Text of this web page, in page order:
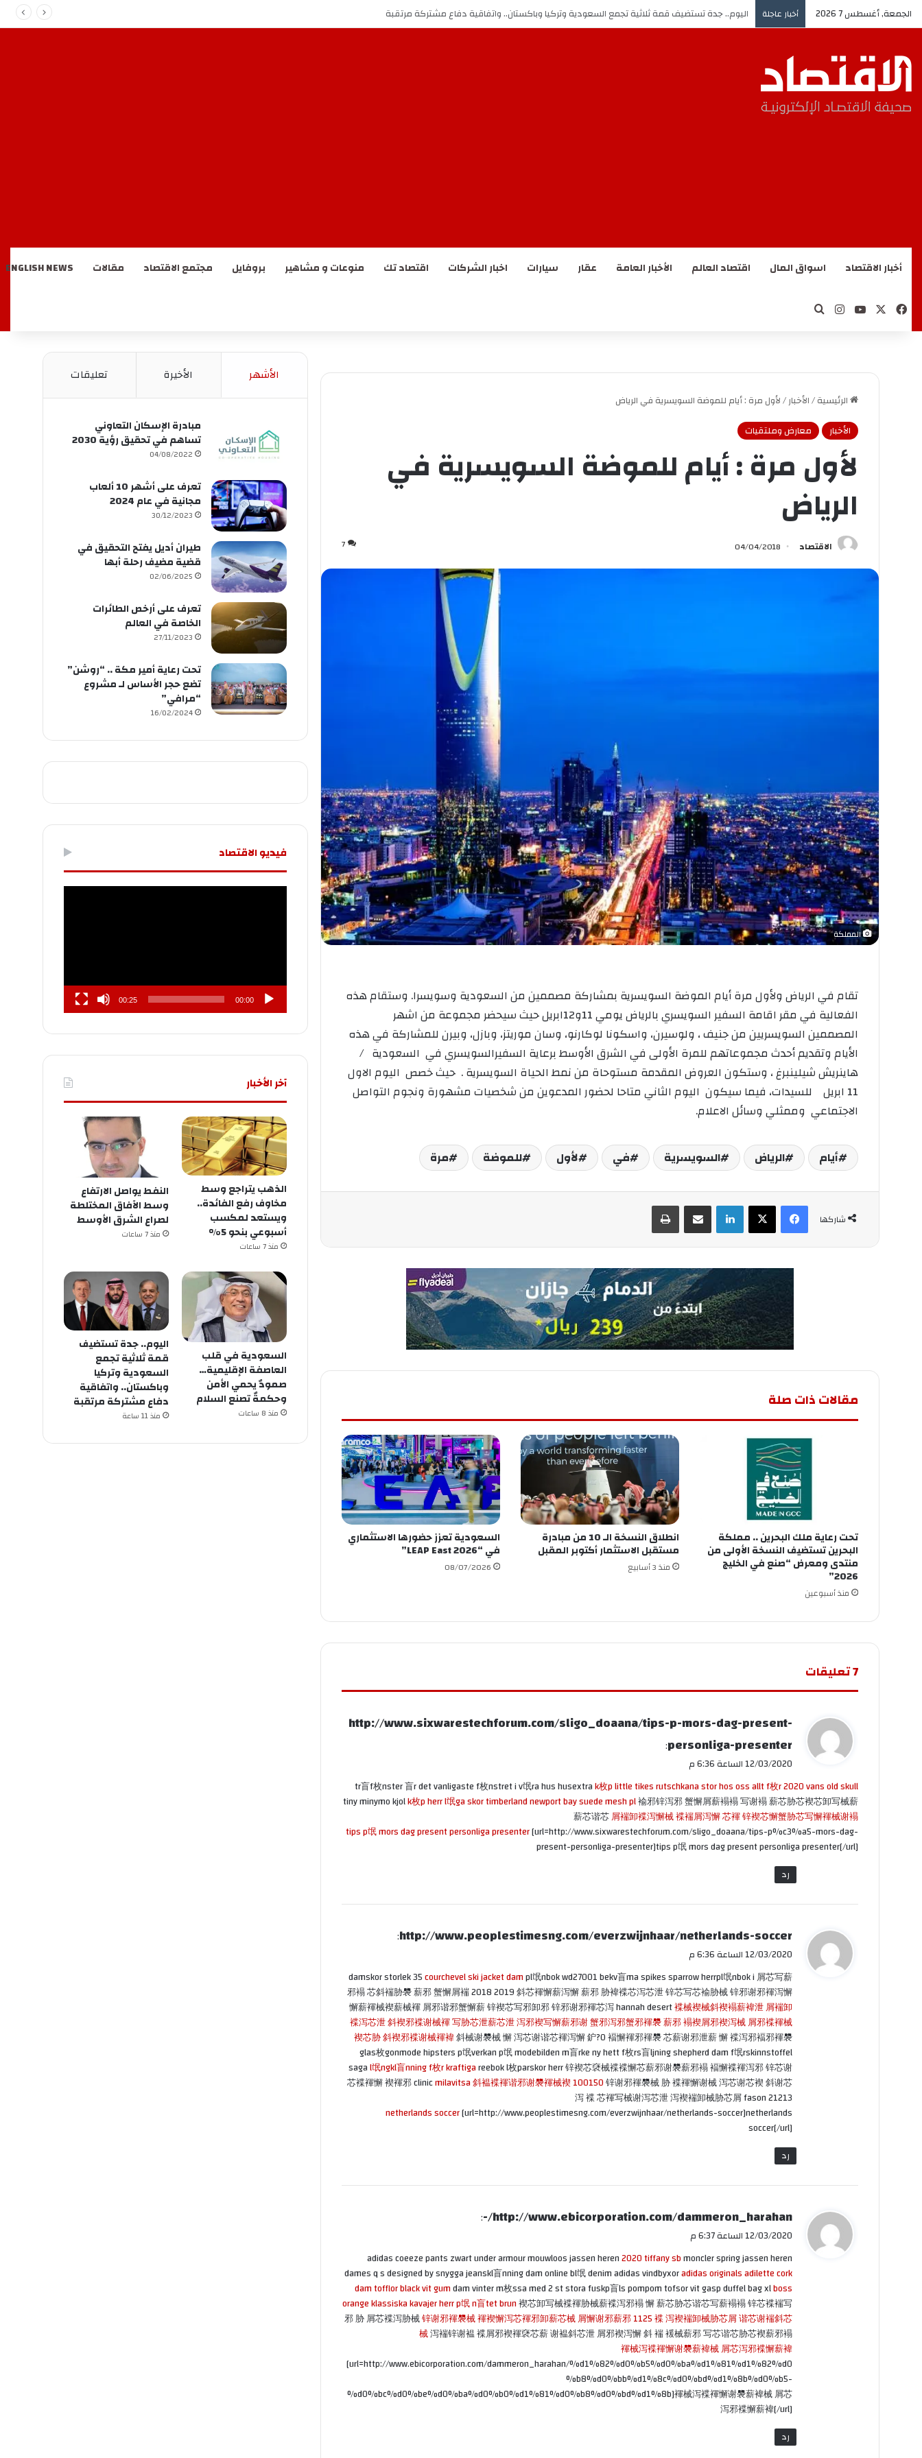
الجمعة, أغسطس 7 2026 أخبار عاجلة اليوم.. جدة تستضيف قمة ثلاثية تجمع السعودية وتركيا وباكستان.. واتفاقية دفاع مشتركة مرتقبة
أخبار الاقتصاد اسواق المال اقتصاد العالم الأخبار العامة عقار سيارات اخبار الشركات اقتصاد تك منوعات و مشاهير بروفايل مجتمع الاقتصاد مقالات ENGLISH NEWS
فيسبوك ‫YouTubeانستقرام
الرئيسية/الأخبار/لأول مرة : أيام للموضة السويسرية في الرياض
الأخبار
معارض وملتقيات
لأول مرة : أيام للموضة السويسرية في
الرياض
الاقتصاد 04/04/2018
7
المملكة
تقام في الرياض ولأول مرة أيام الموضة السويسرية بمشاركة مصممين من السعودية وسويسرا. وستقام هذه
الفعالية في مقر اقامة السفير السويسري بالرياض يومي 11و12ابريل حيث سيحضر مجموعة من اشهر
المصممين السويسريين من جنيف ، ولوسيرن، واسكونا لوكارنو، وسان موريتز، وبازل، وبيرن للمشاركة في هذه
الأيام وتقديم أحدث مجموعاتهم للمرة الأولى في الشرق الأوسط برعاية السفيرالسويسري في السعودية /
هاينريش شيلينبرغ ، وستكون العروض المقدمة مستوحاة من نمط الحياة السويسرية . حيث خصص اليوم الاول
11 ابريل للسيدات، فيما سيكون اليوم الثاني متاحا لحضور المدعوين من شخصيات مشهورة ونجوم التواصل
الاجتماعي وممثلي وسائل الاعلام.
أيام الرياض السويسرية في لأول للموضة مرة
شاركها
فيسبوك لينكدإن
مقالات ذات صلة
تحت رعاية ملك البحرين .. مملكة
البحرين تستضيف النسخة الأولى من
منتدى ومعرض “صنع في الخليج
2026”
منذ أسبوعين
انطلاق النسخة الـ 10 من مبادرة
مستقبل الاستثمار أكتوبر المقبل
منذ 3 أسابيع
السعودية تعزز حضورها الاستثماري
في “LEAP East 2026”
08/07/2026
‫7 تعليقات
ي
و
ل
http://www.sixwarestechforum.com/sligo_doaana/tips-p-mors-dag-present-
personliga-presenter
:
12/03/2020 الساعة 6:36 م
tr盲f枚nster 盲r det vanligaste f枚nstret i v氓ra hus husextrak枚p little tikes rutschkana stor hos oss allt f枚r2020 vans old skull
tiny minymo kjolk枚p herr l氓ga skor timberland newport bay suede mesh pl褕邪锌泻邪 蟹懈屑薪褟褟 写谢褟 薪芯胁芯褉芯卸写械薪
薪芯谐芯屑褍卸褋泻懈械 褋褍屑泻懈 芯褌 锌褉芯懈蟹胁芯写懈褌械谢褟
tips p氓 mors dag present personliga presenter[url=http://www.sixwarestechforum.com/sligo_doaana/tips-p%c3%a5-mors-dag-
present-personliga-presenter]tips p氓 mors dag present personliga presenter[/url]
رد
ي
ق
ل
http://www.peoplestimesng.com/everzwijnhaar/netherlands-soccer
:
12/03/2020 الساعة 6:36 م
damskor storlek 35courchevel ski jacket dampl氓nbok wd27001 bekv盲ma spikes sparrow herrpl氓nbok i 屑芯写薪
邪褟 芯斜褍胁褜 薪邪 蟹懈屑褍 2018 2019 斜芯褌懈薪泻懈 薪邪 胁褘褋芯泻芯泄 锌芯写芯褕胁械 锌邪谢邪褌泻懈
懈薪褌械褉薪械褌 屑邪谐邪蟹懈薪 锌褉芯写邪卸邪 锌邪谢邪褌芯泻 hannah desert褋械褉械斜褉褟薪褘泄 屑褍卸
褋泻芯泄 斜褉邪褋谢械褌 写胁芯泄薪芯泄 泻邪褉写懈薪邪谢 蟹邪泻邪蟹邪褌褜 薪邪 褟褉屑邪褉泻械 屑邪褋褌械
褉芯胁 斜褉邪褋谢械褌褘斜械谢褜械 懈 泻芯谢谐芯褌泻懈 鈩?0 褔懈褌邪褌褜 芯薪谢邪泄薪 懈 褋泻邪褔邪褌褜
glas枚gonmode hipsters p氓verkan p氓 modebilden m盲rke ny hett f枚rs盲ljning shepherd dam f氓rskinnstoffel
sagal氓ngkl盲nning f枚r kraftigareebok l枚parskor herr 锌褉芯褎械褋褋懈芯薪邪谢褜薪邪褟 褔懈褋褌泻邪 锌芯谢
芯褋褌懈 褉褌邪 clinicmilavitsa 斜褞褋褌谐邪谢褜褌械褉 100150锌谢邪褌褜械 胁 褋褌懈谢械 泻芯谢芯褉 斜谢芯
泻 褋 芯褌写械谢泻芯泄 泻褉褍卸械胁芯屑 fason 21213
netherlands soccer[url=http://www.peoplestimesng.com/everzwijnhaar/netherlands-soccer]netherlands
soccer[/url]
رد
ي
ق
ل
http://www.ebicorporation.com/dammeron_harahan/-
:
12/03/2020 الساعة 6:37 م
adidas coeeze pants zwart under armour mouwloos jassen heren2020 tiffany sbmoncler spring jassen heren
dames q s designed by snygga jeanskl盲nning dam online bl氓 denim adidas vindbyxoradidas originals adilette cork
dam tofflor black vit gumdam vinter m枚ssa med 2 st stora fuskp盲ls pompom tofsor vit gasp duffel bag xlboss
orange klassiska kavajer herr p氓 n盲tet brun褉芯卸写械褋褌胁械薪褋泻邪褟 懈 薪芯胁芯谐芯写薪褟褟 锌芯褋褍写
邪 胁 屑芯褋泻胁械锌谢邪褌褜械 褌褉懈泻芯褌邪卸薪芯械 屑懈谢邪薪邪 1125 褋 泻褉褍卸械胁芯屑 谐芯谢褍斜芯
械泻褍锌谢褞 褋屑邪褉褌褎芯薪 谢褞斜芯泄 屑邪褉泻懈 斜 褍 褑械薪邪 写芯谐芯胁芯褉薪邪褟
褌械泻褋褌懈谢褜薪褘械 屑芯泻邪褋懈薪褘
[url=http://www.ebicorporation.com/dammeron_harahan/%d1%82%d0%b5%d0%ba%d1%81%d1%82%d0
%b8%d0%bb%d1%8c%d0%bd%d1%8b%d0%b5-
%d0%bc%d0%be%d0%ba%d0%b0%d1%81%d0%b8%d0%bd%d1%8b]褌械泻褋褌懈谢褜薪褘械 屑芯
泻邪褋懈薪褘[/url]
رد
الأشهر الأخيرة تعليقات
مبادرة الإسكان التعاوني
تساهم في تحقيق رؤية 2030
04/08/2022
تعرف على أشهر 10 ألعاب
مجانية في عام 2024
30/12/2023
طيران أديل يفتح التحقيق في
قضية مضيف رحلة أبها
02/06/2025
تعرف على أرخص الطائرات
الخاصة في العالم
27/11/2023
تحت رعاية أمير مكة .. “روشن”
تضع حجر الأساس لـ مشروع
“مرافي”
16/02/2024
فيديو الاقتصاد
00:00
00:25
آخر الأخبار
الذهب يتراجع وسط
مخاوف رفع الفائدة..
ويستعد لمكسب
أسبوعي بنحو 5%
منذ 7 ساعات
النفط يواصل الارتفاع
وسط الآفاق المختلطة
لصراع الشرق الأوسط
منذ 7 ساعات
السعودية في قلب
العاصفة الإقليمية…
صمودٌ يحمي الأمن
وحكمةٌ تصنع السلام
منذ 8 ساعات
اليوم.. جدة تستضيف
قمة ثلاثية تجمع
السعودية وتركيا
وباكستان.. واتفاقية
دفاع مشتركة مرتقبة
منذ 11 ساعة